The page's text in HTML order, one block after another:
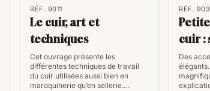
Que vous soyez novice ou expert, les
astuces pour améliorer vos
que la pyrogravure, l'embossage, et
6. Références pratiques
RÉF. 9011
Le cuir, art et
techniques
Cet ouvrage présente les
différentes techniques de travail
du cuir utilisées aussi bien en
maroquinerie qu’en sellerie.…
RÉF.
cuir :
Des